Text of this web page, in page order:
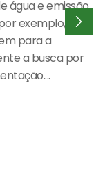
água e emissão
exemplo, é
para a
a busca por